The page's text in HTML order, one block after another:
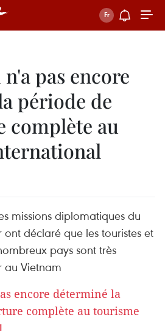
pas encore
période de
complète au
missions diplomatiques du
déclaré que les touristes et
pays sont très
au Vietnam